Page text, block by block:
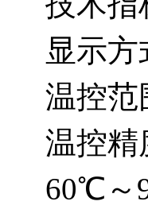
显示
温控
温控
60℃